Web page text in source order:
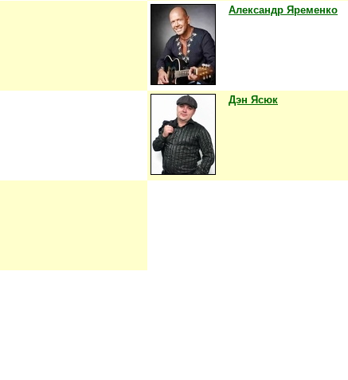
Александр Яременко
Дэн Ясюк